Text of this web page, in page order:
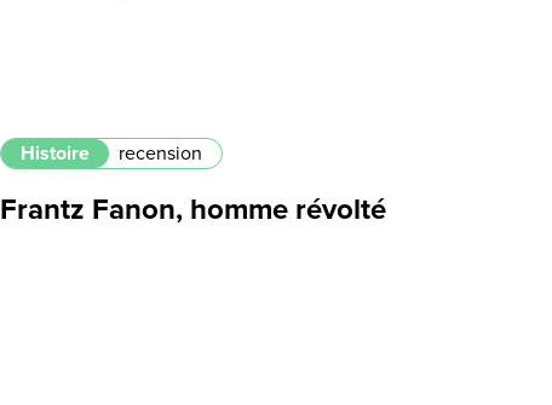
Histoire recension
Frantz Fanon, homme révolté